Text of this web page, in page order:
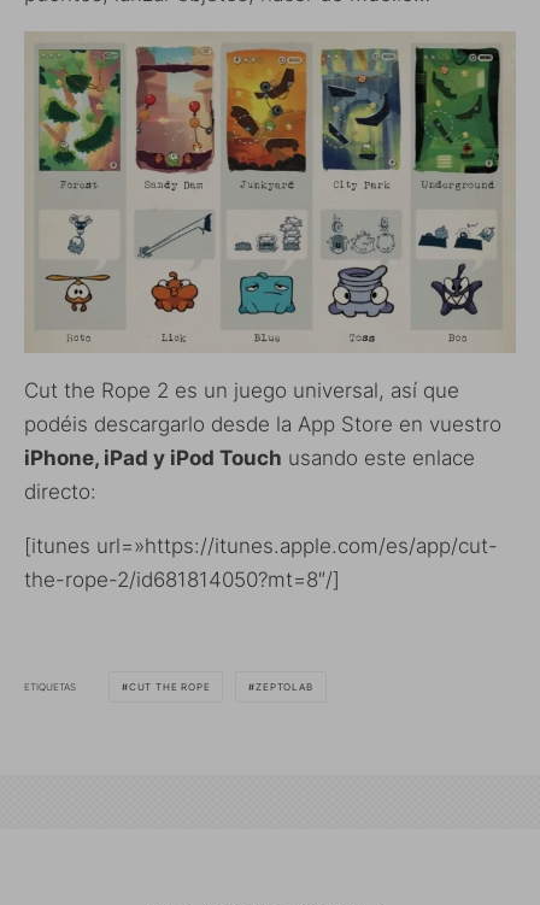
Cut the Rope 2 es un juego universal, así que
podéis descargarlo desde la App Store en vuestro
iPhone, iPad y iPod Touch usando este enlace
directo:
[itunes url=»https://itunes.apple.com/es/app/cut-
the-rope-2/id681814050?mt=8″/]
ETIQUETAS CUT THE ROPE ZEPTOLAB